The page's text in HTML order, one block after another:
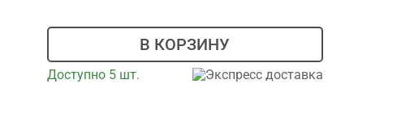
В КОРЗИНУ
Доступно 5 шт. Экспресс доставка